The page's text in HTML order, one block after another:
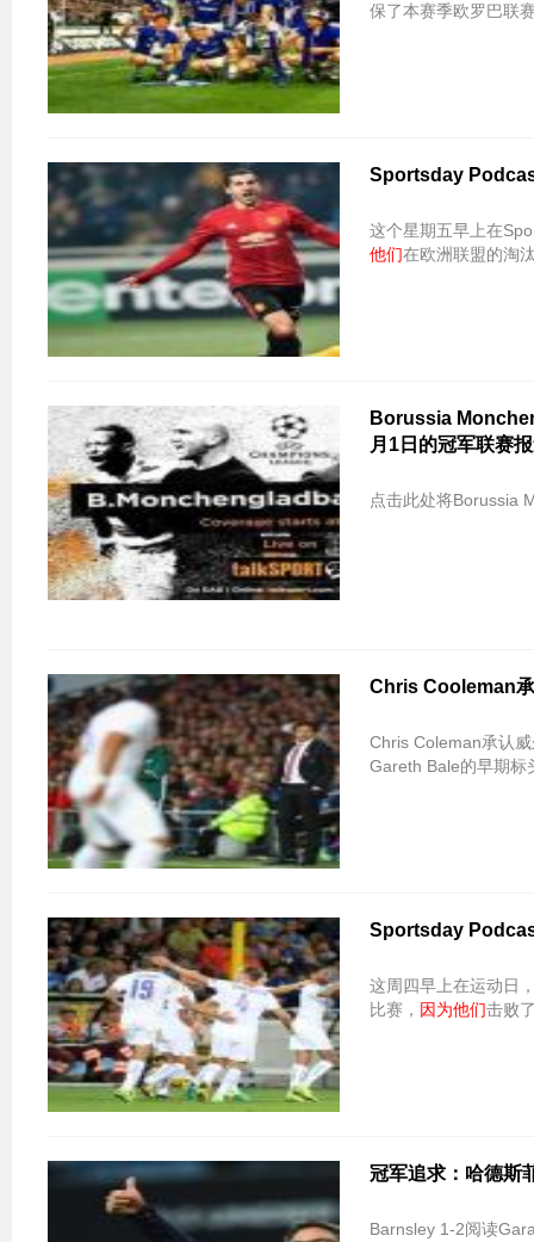
保了本赛季欧罗巴联
Sportsday
这个星期五早上在
他们在欧洲联盟的淘
Borussia
月1日的冠军联赛
点击此处将Borussia
Chris Cooleman
Chris Coleman承认
Gareth Bale的早期标
Sportsday
这周四早上在运动日
比赛， 因为他们击败
冠军追求：哈德斯
Barnsley 1-2阅读